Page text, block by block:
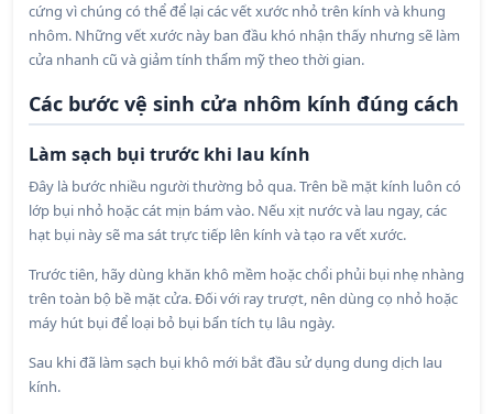
cứng vì chúng có thể để lại các vết xước nhỏ trên kính và khung
nhôm. Những vết xước này ban đầu khó nhận thấy nhưng sẽ làm
cửa nhanh cũ và giảm tính thẩm mỹ theo thời gian.
Các bước vệ sinh cửa nhôm kính đúng cách
Làm sạch bụi trước khi lau kính
Đây là bước nhiều người thường bỏ qua. Trên bề mặt kính luôn có
lớp bụi nhỏ hoặc cát mịn bám vào. Nếu xịt nước và lau ngay, các
hạt bụi này sẽ ma sát trực tiếp lên kính và tạo ra vết xước.
Trước tiên, hãy dùng khăn khô mềm hoặc chổi phủi bụi nhẹ nhàng
trên toàn bộ bề mặt cửa. Đối với ray trượt, nên dùng cọ nhỏ hoặc
máy hút bụi để loại bỏ bụi bẩn tích tụ lâu ngày.
Sau khi đã làm sạch bụi khô mới bắt đầu sử dụng dung dịch lau
kính.